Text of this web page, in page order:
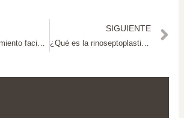
Fotorejuvenecimiento facial: beneficios y resultados visibles
SIGUIENTE
¿Qué es la rinoseptoplastia y cómo mejora la respiración?